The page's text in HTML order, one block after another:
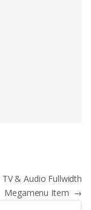
TV & Audio Fullwidth
Megamenu Item →